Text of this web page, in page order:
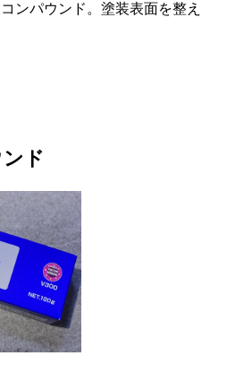
ンパウンド。塗装表面を整え
ド